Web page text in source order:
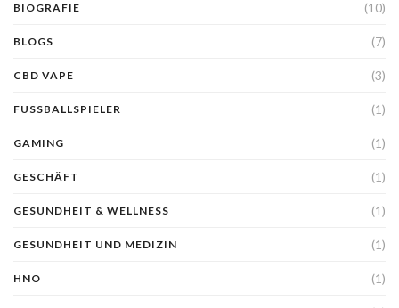
BIOGRAFIE (10)
BLOGS (7)
CBD VAPE (3)
FUSSBALLSPIELER (1)
GAMING (1)
GESCHÄFT (1)
GESUNDHEIT & WELLNESS (1)
GESUNDHEIT UND MEDIZIN (1)
HNO (1)